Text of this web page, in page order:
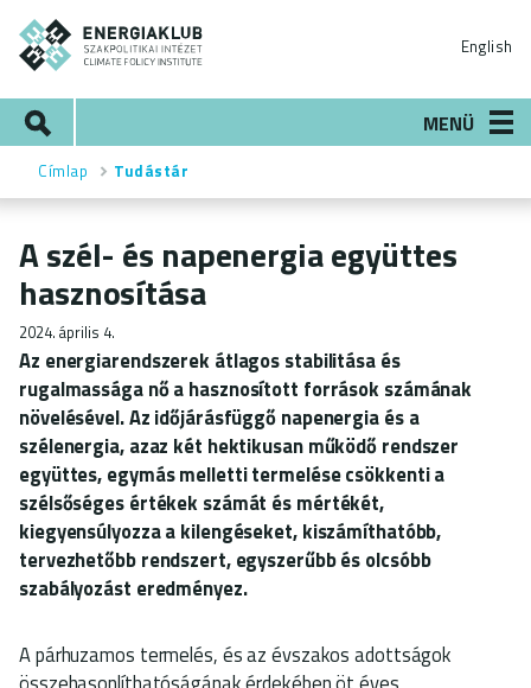
Ugrás
tartalomra
English
MENÜ
Morzsa
Címlap Tudástár
A szél- és napenergia együttes
hasznosítása
2024. április 4.
Az energiarendszerek átlagos stabilitása és
rugalmassága nő a hasznosított források számának
növelésével. Az időjárásfüggő napenergia és a
szélenergia, azaz két hektikusan működő rendszer
együttes, egymás melletti termelése csökkenti a
szélsőséges értékek számát és mértékét,
kiegyensúlyozza a kilengéseket, kiszámíthatóbb,
tervezhetőbb rendszert, egyszerűbb és olcsóbb
szabályozást eredményez.
A párhuzamos termelés, és az évszakos adottságok